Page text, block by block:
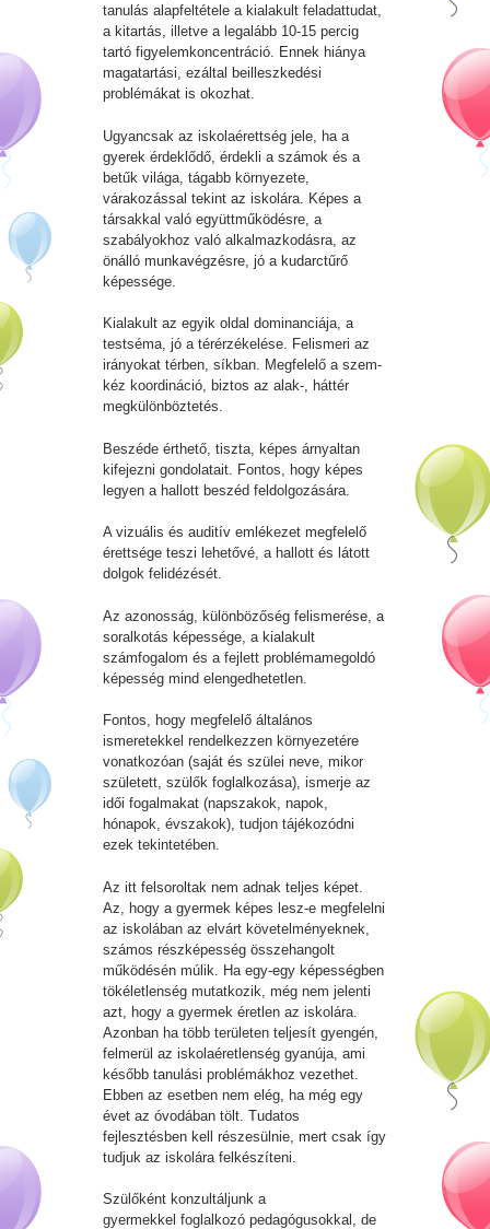
tanulás alapfeltétele a kialakult feladattudat,
a kitartás, illetve a legalább 10-15 percig
tartó figyelemkoncentráció. Ennek hiánya
magatartási, ezáltal beilleszkedési
problémákat is okozhat.
Ugyancsak az iskolaérettség jele, ha a
gyerek érdeklődő, érdekli a számok és a
betűk világa, tágabb környezete,
várakozással tekint az iskolára. Képes a
társakkal való együttműködésre, a
szabályokhoz való alkalmazkodásra, az
önálló munkavégzésre, jó a kudarctűrő
képessége.
Kialakult az egyik oldal dominanciája, a
testséma, jó a térérzékelése. Felismeri az
irányokat térben, síkban. Megfelelő a szem-
kéz koordináció, biztos az alak-, háttér
megkülönböztetés.
Beszéde érthető, tiszta, képes árnyaltan
kifejezni gondolatait. Fontos, hogy képes
legyen a hallott beszéd feldolgozására.
A vizuális és auditív emlékezet megfelelő
érettsége teszi lehetővé, a hallott és látott
dolgok felidézését.
Az azonosság, különbözőség felismerése, a
soralkotás képessége, a kialakult
számfogalom és a fejlett problémamegoldó
képesség mind elengedhetetlen.
Fontos, hogy megfelelő általános
ismeretekkel rendelkezzen környezetére
vonatkozóan (saját és szülei neve, mikor
született, szülők foglalkozása), ismerje az
idői fogalmakat (napszakok, napok,
hónapok, évszakok), tudjon tájékozódni
ezek tekintetében.
Az itt felsoroltak nem adnak teljes képet.
Az, hogy a gyermek képes lesz-e megfelelni
az iskolában az elvárt követelményeknek,
számos részképesség összehangolt
működésén múlik. Ha egy-egy képességben
tökéletlenség mutatkozik, még nem jelenti
azt, hogy a gyermek éretlen az iskolára.
Azonban ha több területen teljesít gyengén,
felmerül az iskolaéretlenség gyanúja, ami
később tanulási problémákhoz vezethet.
Ebben az esetben nem elég, ha még egy
évet az óvodában tölt. Tudatos
fejlesztésben kell részesülnie, mert csak így
tudjuk az iskolára felkészíteni.
Szülőként konzultáljunk a
gyermekkel foglalkozó pedagógusokkal, de